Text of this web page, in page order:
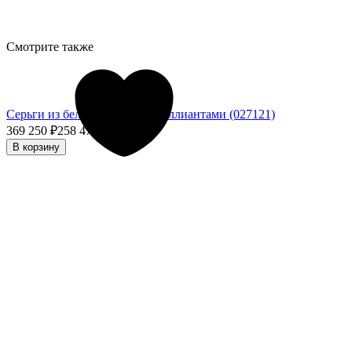
Серьги из белого золота с бриллиантами (027121)
369 250 ₽258 475
В корзину
Смотрите также